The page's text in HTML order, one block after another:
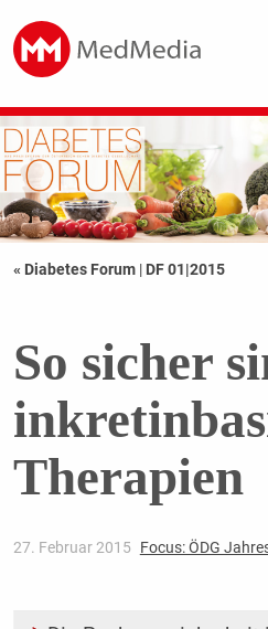
« Diabetes Forum | DF 01|2015
So sicher
Therapien
27. Februar 2015 Focus: ÖDG